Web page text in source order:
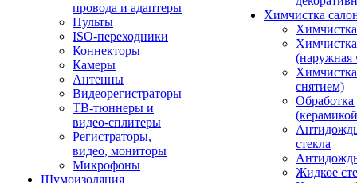
провода и адаптеры
Пульты
ISO-переходники
Коннекторы
Камеры
Антенны
Видеорегистраторы
ТВ-тюннеры и
видео-сплитеры
Регистраторы,
видео, мониторы
Микрофоны
Шумоизоляция
Химчистка
(наружная
снятием)
Обработка
стекла
Жидкое